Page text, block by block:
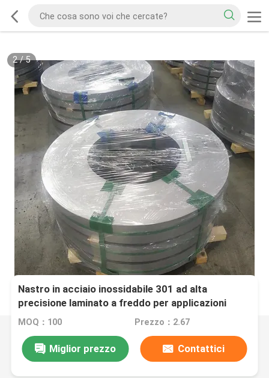
2/5
Nastro in acciaio inossidabile 301 ad alta
precisione laminato a freddo per applicazioni
industriali
MOQ：100 Prezzo：2.67
Miglior prezzo Contattici